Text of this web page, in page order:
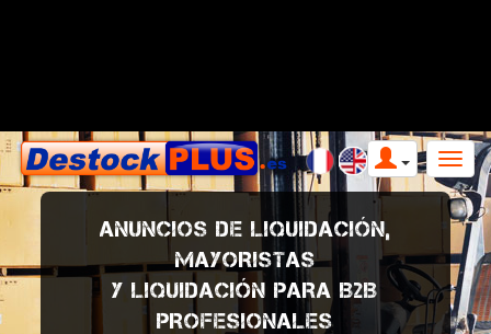
ANUNCIOS DE LIQUIDACIÓN,
MAYORISTAS
Y LIQUIDACIÓN PARA B2B
PROFESIONALES